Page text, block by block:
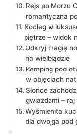
Rejs⁣ po Morzu
romantyczna
Nocleg w
‌piętrze – ‌widok
Odkryj magię
na wielbłądzie
Kemping pod
‌w⁤ objęciach⁣
Słońce
gwiazdami –
Wyśmienita
dla dwojga pod